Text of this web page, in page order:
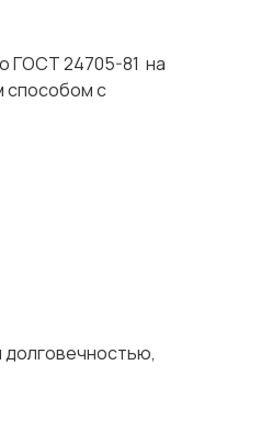
ГОСТ 24705-81 на
способом с